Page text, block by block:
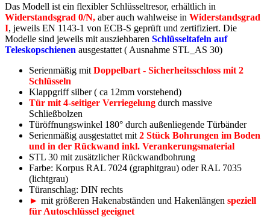
Das Modell ist ein flexibler Schlüsseltresor, erhältlich in
Widerstandsgrad 0/N, aber auch wahlweise in Widerstandsgrad
I, jeweils EN 1143-1 von ECB-S geprüft und zertifiziert. Die
Modelle sind jeweils mit ausziehbaren Schlüsseltafeln auf
Teleskopschienen ausgestattet ( Ausnahme STL_AS 30)
Serienmäßig mit Doppelbart - Sicherheitsschloss mit 2
Schlüsseln
Klappgriff silber ( ca 12mm vorstehend)
Tür mit 4-seitiger Verriegelung durch massive
Schließbolzen
Türöffnungswinkel 180° durch außenliegende Türbänder
Serienmäßig ausgestattet mit 2 Stück Bohrungen im Boden
und in der Rückwand inkl. Verankerungsmaterial
STL 30 mit zusätzlicher Rückwandbohrung
Farbe: Korpus RAL 7024 (graphitgrau) oder RAL 7035
(lichtgrau)
Türanschlag: DIN rechts
► mit größeren Hakenabständen und Hakenlängen speziell
für Autoschlüssel geeignet